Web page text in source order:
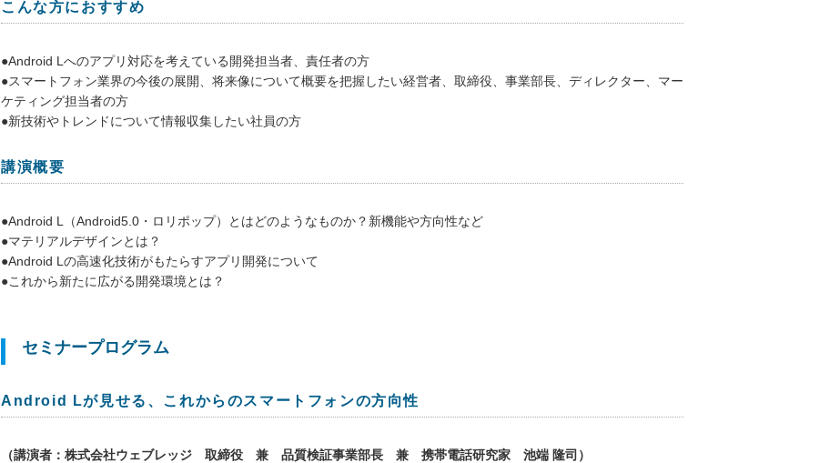
こんな方におすすめ
●Android Lへのアプリ対応を考えている開発担当者、責任者の方
●スマートフォン業界の今後の展開、将来像について概要を把握したい経営者、取締役、事業部長、ディレクター、マー
ケティング担当者の方
●新技術やトレンドについて情報収集したい社員の方
講演概要
●Android L（Android5.0・ロリポップ）とはどのようなものか？新機能や方向性など
●マテリアルデザインとは？
●Android Lの高速化技術がもたらすアプリ開発について
●これから新たに広がる開発環境とは？
セミナープログラム
Android Lが見せる、これからのスマートフォンの方向性
（講演者：株式会社ウェブレッジ 取締役 兼 品質検証事業部長 兼 携帯電話研究家 池端 隆司）